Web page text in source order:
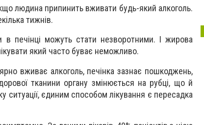
людина припинить вживати будь-який алкоголь.
тижнів.
печінці можуть стати незворотними. І жирова
який часто буває неможливо.
вживає алкоголь, печінка зазнає пошкоджень,
тканини органу змінюється на рубці, що й
ситуації, єдиним способом лікування є пересадка